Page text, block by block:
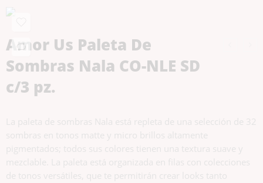
Amor Us Paleta De
Sombras Nala CO-NLE SD
c/3 pz.